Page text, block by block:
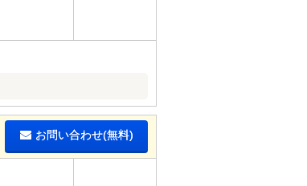
お問い合わせ(無料)